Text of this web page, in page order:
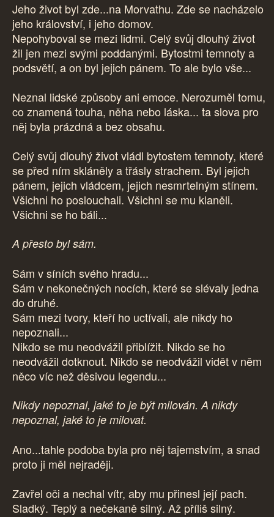
Jeho život byl zde...na Morvathu. Zde se nacházelo
jeho království, i jeho domov.
Nepohyboval se mezi lidmi. Celý svůj dlouhý život
žil jen mezi svými poddanými. Bytostmi temnoty a
podsvětí, a on byl jejich pánem. To ale bylo vše...
Neznal lidské způsoby ani emoce. Nerozuměl tomu,
co znamená touha, něha nebo láska... ta slova pro
něj byla prázdná a bez obsahu.
Celý svůj dlouhý život vládl bytostem temnoty, které
se před ním skláněly a třásly strachem. Byl jejich
pánem, jejich vládcem, jejich nesmrtelným stínem.
Všichni ho poslouchali. Všichni se mu klaněli.
Všichni se ho báli...
A přesto byl sám.
Sám v síních svého hradu...
Sám v nekonečných nocích, které se slévaly jedna
do druhé.
Sám mezi tvory, kteří ho uctívali, ale nikdy ho
nepoznali...
Nikdo se mu neodvážil přiblížit. Nikdo se ho
neodvážil dotknout. Nikdo se neodvážil vidět v něm
něco víc než děsivou legendu...
Nikdy nepoznal, jaké to je být milován. A nikdy
nepoznal, jaké to je milovat.
Ano...tahle podoba byla pro něj tajemstvím, a snad
proto ji měl nejraději.
Zavřel oči a nechal vítr, aby mu přinesl její pach.
Sladký. Teplý a nečekaně silný. Až příliš silný.